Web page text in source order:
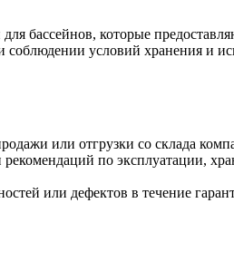
бассейнов, которые
условий хранения и
или отгрузки со склада
рекомендаций по эксплуатации,
или дефектов в течение